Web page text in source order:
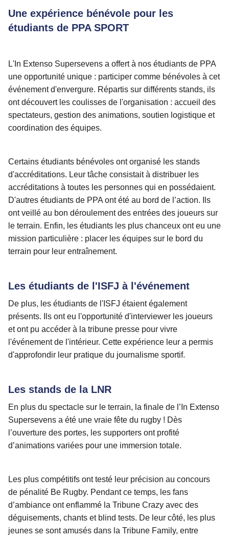
Une expérience bénévole pour les
étudiants de PPA SPORT
L'In Extenso Supersevens a offert à nos étudiants de PPA
une opportunité unique : participer comme bénévoles à cet
événement d'envergure. Répartis sur différents stands, ils
ont découvert les coulisses de l'organisation : accueil des
spectateurs, gestion des animations, soutien logistique et
coordination des équipes.
Certains étudiants bénévoles ont organisé les stands
d'accréditations. Leur tâche consistait à distribuer les
accréditations à toutes les personnes qui en possédaient.
D'autres étudiants de PPA ont été au bord de l’action. Ils
ont veillé au bon déroulement des entrées des joueurs sur
le terrain. Enfin, les étudiants les plus chanceux ont eu une
mission particulière : placer les équipes sur le bord du
terrain pour leur entraînement.
Les étudiants de l'ISFJ à l'événement
De plus, les étudiants de l'ISFJ étaient également
présents. Ils ont eu l'opportunité d'interviewer les joueurs
et ont pu accéder à la tribune presse pour vivre
l'événement de l'intérieur. Cette expérience leur a permis
d'approfondir leur pratique du journalisme sportif.
Les stands de la LNR
En plus du spectacle sur le terrain, la finale de l’In Extenso
Supersevens a été une vraie fête du rugby ! Dès
l’ouverture des portes, les supporters ont profité
d’animations variées pour une immersion totale.
Les plus compétitifs ont testé leur précision au concours
de pénalité Be Rugby. Pendant ce temps, les fans
d’ambiance ont enflammé la Tribune Crazy avec des
déguisements, chants et blind tests. De leur côté, les plus
jeunes se sont amusés dans la Tribune Family, entre